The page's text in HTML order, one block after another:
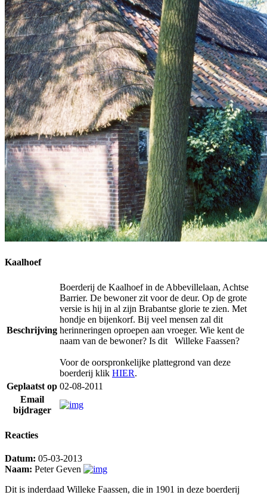
Kaalhoef
Beschrijving
Boerderij de Kaalhoef in de Abbevillelaan, Achtse
Barrier. De bewoner zit voor de deur. Op de grote
versie is hij in al zijn Brabantse glorie te zien. Met
hondje en bijenkorf. Bij veel mensen zal dit
herinneringen oproepen aan vroeger. Wie kent de
naam van de bewoner? Is dit
Willeke Faassen?
Voor de oorspronkelijke plattegrond van deze
boerderij klik HIER.
Geplaatst op 02-08-2011
Email
bijdrager
Reacties
Datum: 05-03-2013
Naam: Peter Geven
Dit is inderdaad Willeke Faassen, die in 1901 in deze boerderij